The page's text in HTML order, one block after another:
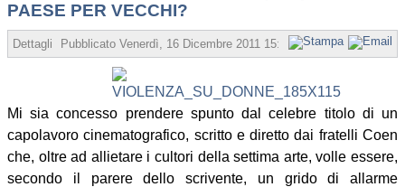
PAESE PER VECCHI?
Dettagli Pubblicato Venerdì, 16 Dicembre 2011 15:38 Scritto da
Mi sia concesso prendere spunto dal celebre titolo di un
capolavoro cinematografico, scritto e diretto dai fratelli Coen
che, oltre ad allietare i cultori della settima arte, volle essere,
secondo il parere dello scrivente, un grido di allarme